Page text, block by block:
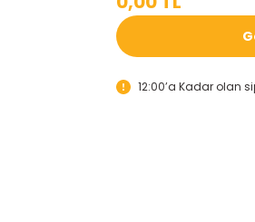
12:00’a Kadar olan